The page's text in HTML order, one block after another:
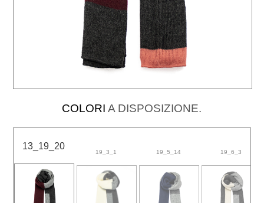
COLORI A DISPOSIZIONE.
13_19_20
19_3_1 19_5_14 19_6_3